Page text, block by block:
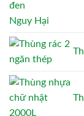
Nguy Hại